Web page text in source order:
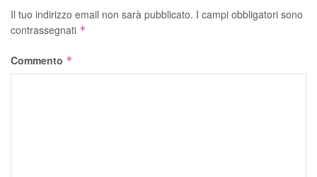
Il tuo indirizzo email non sarà pubblicato. I campi obbligatori sono
contrassegnati *
Commento *